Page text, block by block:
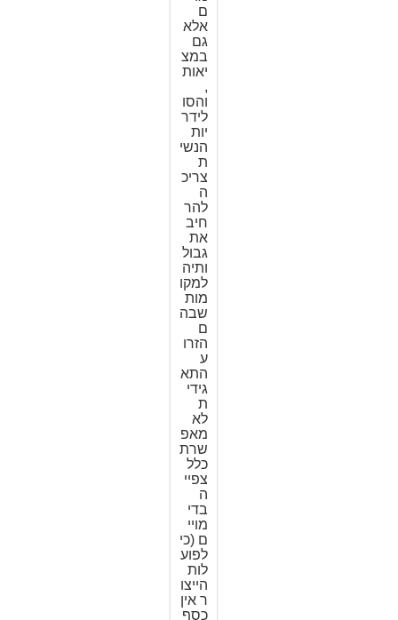
ם
אלא
גם
במצ
יאות
,
והסו
לידר
יות
הנשי
ת
צריכ
ה
להר
חיב
את
גבול
ותיה
למקו
מות
שבה
ם
הזרו
ע
התא
גידי
ת
לא
מאפ
שרת
כלל
צפיי
ה
בדי
מויי
ם (כי
לפוע
לות
הייצו
ר אין
כסף